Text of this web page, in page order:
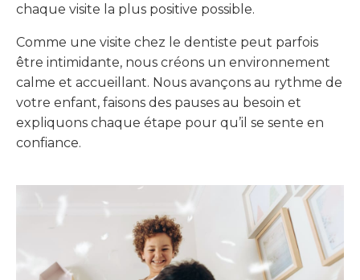
chaque visite la plus positive possible.
Comme une visite chez le dentiste peut parfois
être intimidante, nous créons un environnement
calme et accueillant. Nous avançons au rythme de
votre enfant, faisons des pauses au besoin et
expliquons chaque étape pour qu’il se sente en
confiance.